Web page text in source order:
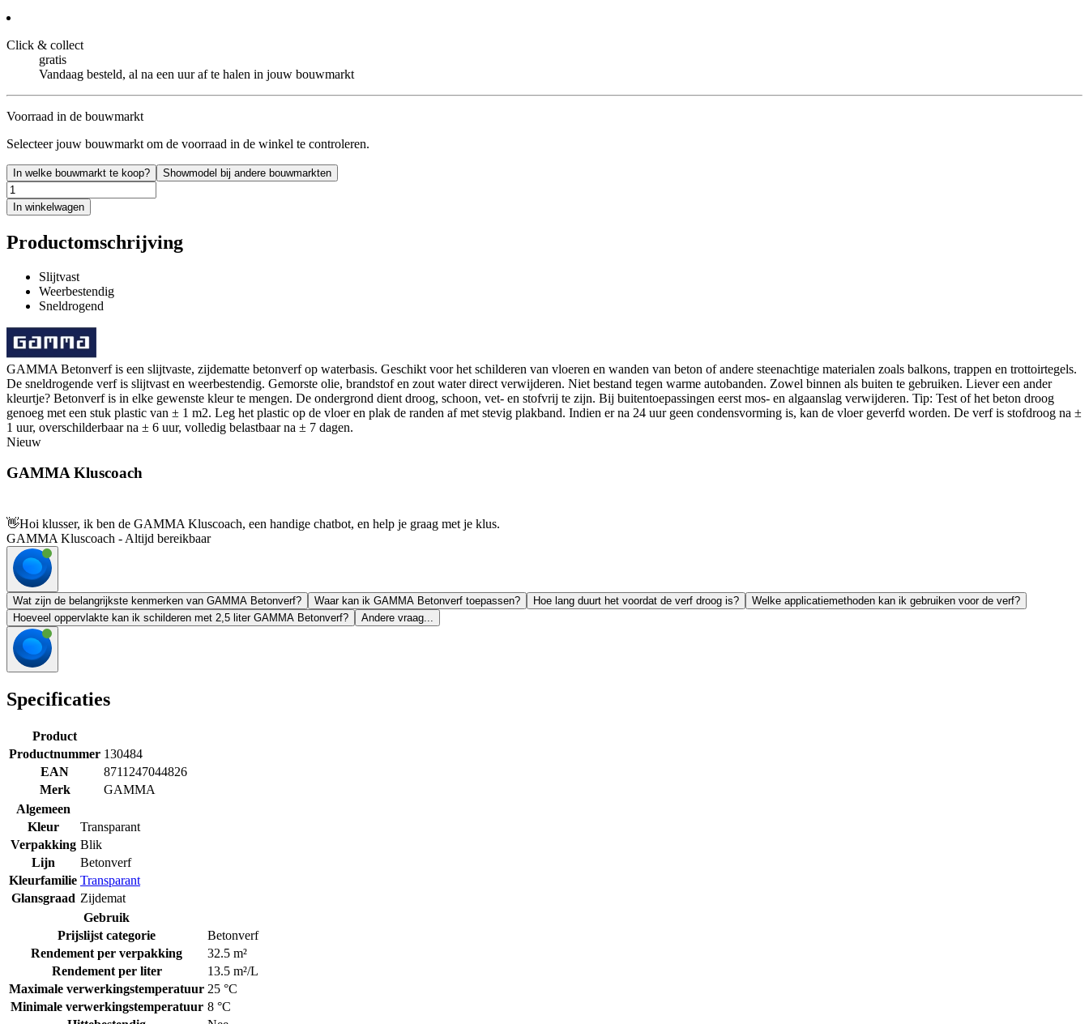
Click & collect
gratis
Vandaag besteld, al na een uur af te halen in jouw bouwmarkt
Voorraad in de bouwmarkt
Selecteer jouw bouwmarkt om de voorraad in de winkel te controleren.
In welke bouwmarkt te koop? Showmodel bij andere bouwmarkten
In winkelwagen
Productomschrijving
Slijtvast
Weerbestendig
Sneldrogend
GAMMA Betonverf is een slijtvaste, zijdematte betonverf op waterbasis. Geschikt voor het schilderen van vloeren en wanden van beton of andere steenachtige materialen zoals balkons, trappen en trottoirtegels.
De sneldrogende verf is slijtvast en weerbestendig. Gemorste olie, brandstof en zout water direct verwijderen. Niet bestand tegen warme autobanden. Zowel binnen als buiten te gebruiken. Liever een ander
kleurtje? Betonverf is in elke gewenste kleur te mengen. De ondergrond dient droog, schoon, vet- en stofvrij te zijn. Bij buitentoepassingen eerst mos- en algaanslag verwijderen. Tip: Test of het beton droog
genoeg met een stuk plastic van ± 1 m2. Leg het plastic op de vloer en plak de randen af met stevig plakband. Indien er na 24 uur geen condensvorming is, kan de vloer geverfd worden. De verf is stofdroog na ±
1 uur, overschilderbaar na ± 6 uur, volledig belastbaar na ± 7 dagen.
Nieuw
GAMMA Kluscoach
👋Hoi klusser, ik ben de GAMMA Kluscoach, een handige chatbot, en help je graag met je klus.
GAMMA Kluscoach - Altijd bereikbaar
Wat zijn de belangrijkste kenmerken van GAMMA Betonverf? Waar kan ik GAMMA Betonverf toepassen? Hoe lang duurt het voordat de verf droog is?
Welke applicatiemethoden kan ik gebruiken voor de verf?
Hoeveel oppervlakte kan ik schilderen met 2,5 liter GAMMA Betonverf?
Andere vraag...
Specificaties
Product
Productnummer 130484
EAN
8711247044826
Merk
GAMMA
Algemeen
Kleur
Transparant
Verpakking Blik
Lijn
Betonverf
Kleurfamilie Transparant
Glansgraad Zijdemat
Gebruik
Prijslijst categorie
Betonverf
Rendement per verpakking
32.5 m²
Rendement per liter
13.5 m²/L
Maximale verwerkingstemperatuur 25 °C
Minimale verwerkingstemperatuur 8 °C